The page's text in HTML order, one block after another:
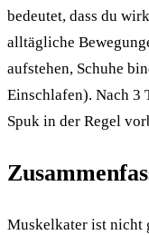
bedeutet, dass du
alltägliche
aufstehen, Schuhe
Einschlafen). Nach 3
Spuk in der Regel
Muskelkater ist nicht